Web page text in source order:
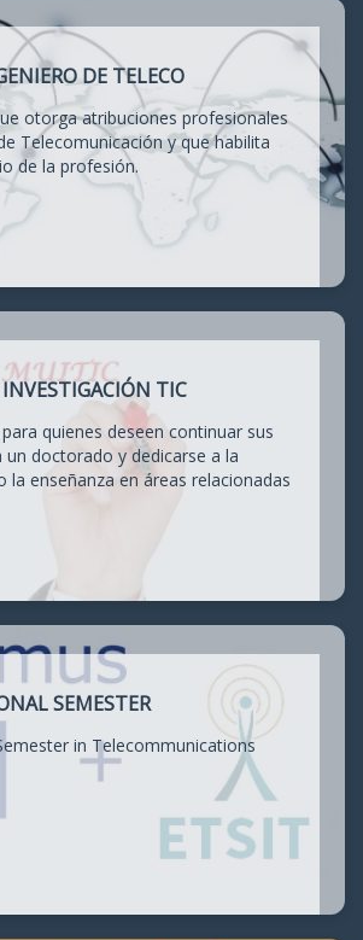
DE TELECO
otorga atribuciones profesionales
Telecomunicación y que habilita
de la profesión.
TIC
quienes deseen continuar sus
un doctorado y dedicarse a la
la enseñanza en áreas relacionadas
SEMESTER
in Telecommunications